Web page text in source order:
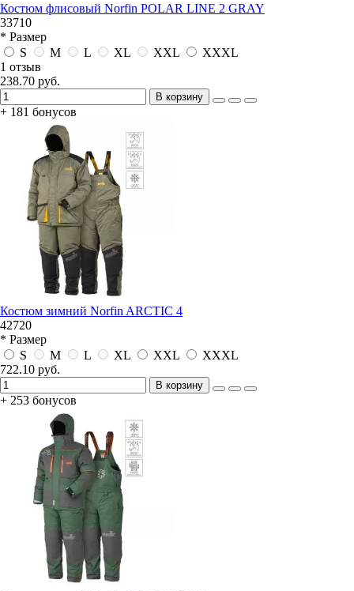
Костюм флисовый Norfin POLAR LINE 2 GRAY
33710
* Размер
S
M L XL XXL
XXXL
1 отзыв
238.70 руб.
В корзину
+ 181 бонусов
Костюм зимний Norfin ARCTIC 4
42720
* Размер
S
M L XL XXL
XXXL
722.10 руб.
В корзину
+ 253 бонусов